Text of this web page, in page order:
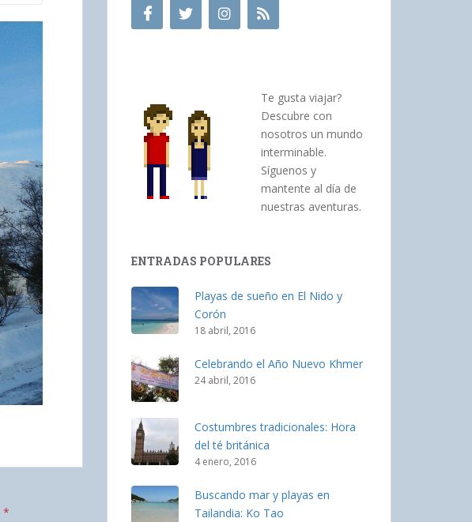
*
Te gusta viajar?
Descubre con
nosotros un mundo
interminable.
Síguenos y
mantente al día de
nuestras aventuras.
ENTRADAS POPULARES
Playas de sueño en El Nido y
Corón
18 abril, 2016
Celebrando el Año Nuevo Khmer
24 abril, 2016
Costumbres tradicionales: Hora
del té británica
4 enero, 2016
Buscando mar y playas en
Tailandia: Ko Tao